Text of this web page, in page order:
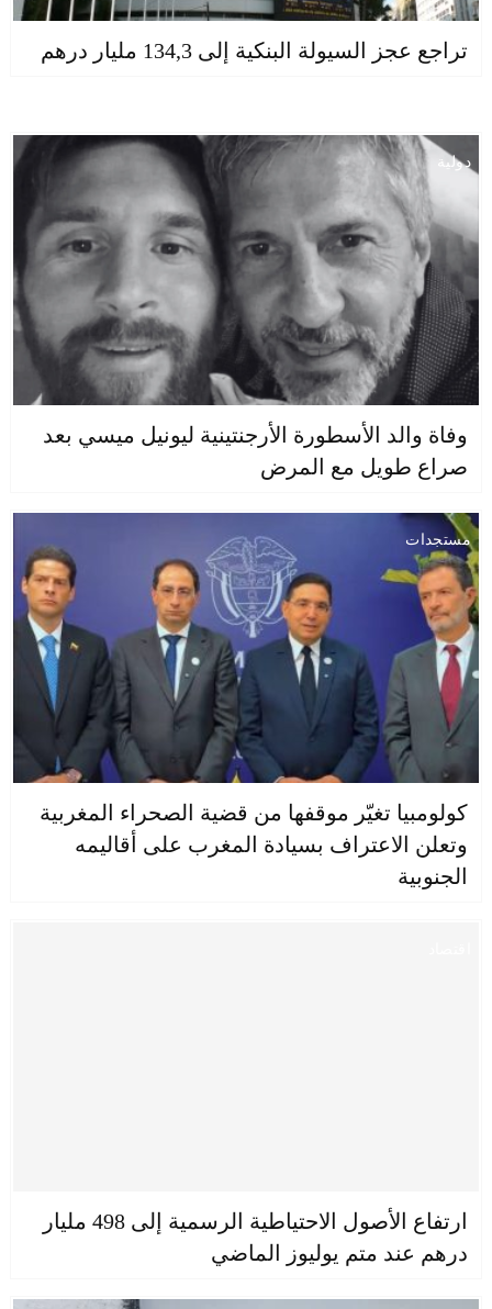
تراجع عجز السيولة البنكية إلى 134,3 مليار درهم
دولية
وفاة والد الأسطورة الأرجنتينية ليونيل ميسي بعد
صراع طويل مع المرض
مستجدات
كولومبيا تغيّر موقفها من قضية الصحراء المغربية
وتعلن الاعتراف بسيادة المغرب على أقاليمه
الجنوبية
ارتفاع الأصول الاحتياطية الرسمية إلى 498 مليار
درهم عند متم يوليوز الماضي